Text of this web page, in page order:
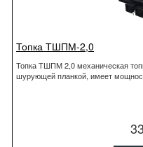
Топка ТШПМ-2,0
Топка ТШПМ 2,0 механическая
шурующей планкой, имеет